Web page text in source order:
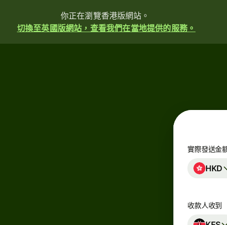
你正在瀏覽香港版網站。
切換至英國版網站，查看我們在當地提供的服務。
實際發送金
HKD
收款人收到